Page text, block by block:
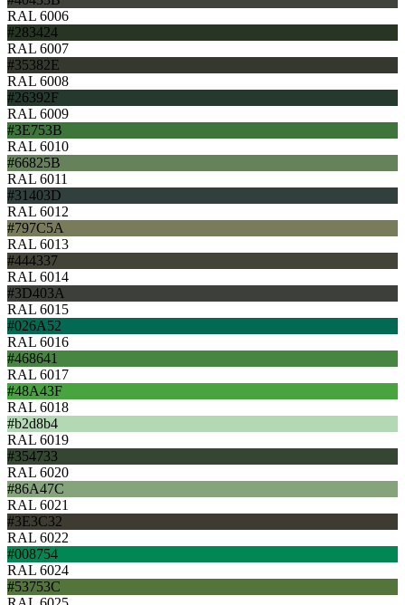
RAL 6006
#283424
RAL 6007
#35382E
RAL 6008
#26392F
RAL 6009
#3E753B
RAL 6010
#66825B
RAL 6011
#31403D
RAL 6012
#797C5A
RAL 6013
#444337
RAL 6014
#3D403A
RAL 6015
#026A52
RAL 6016
#468641
RAL 6017
#48A43F
RAL 6018
#b2d8b4
RAL 6019
#354733
RAL 6020
#86A47C
RAL 6021
#3E3C32
RAL 6022
#008754
RAL 6024
#53753C